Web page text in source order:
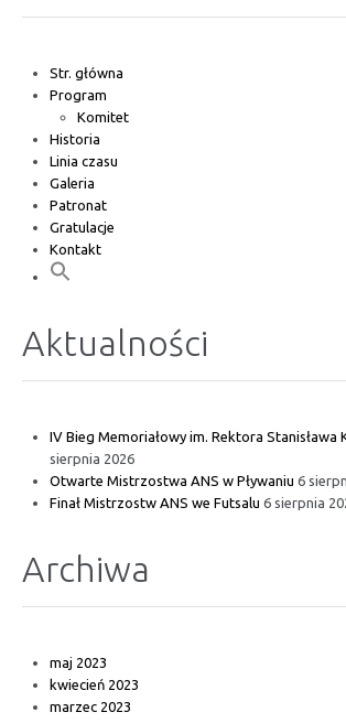
Str. główna
Program
Komitet
Historia
Linia czasu
Galeria
Patronat
Gratulacje
Kontakt
Aktualności
IV Bieg Memoriałowy im. Rektora Stanisława
sierpnia 2026
Otwarte Mistrzostwa ANS w Pływaniu 6
Finał Mistrzostw ANS we Futsalu 6 sierpnia
Archiwa
maj 2023
kwiecień 2023
marzec 2023